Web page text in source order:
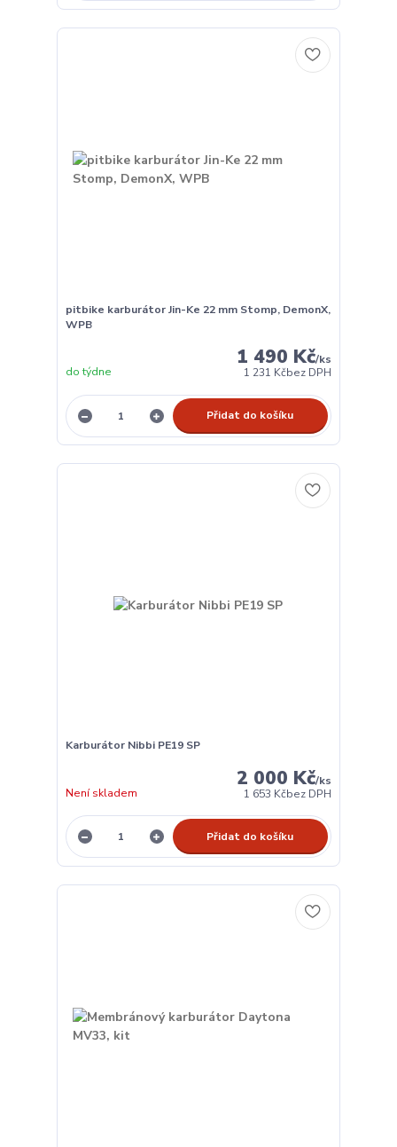
pitbike karburátor Jin-Ke 22 mm Stomp, DemonX,
WPB
1 490 Kč/ks
1 231 Kčbez DPH
do týdne
Přidat do košíku
Karburátor Nibbi PE19 SP
2 000 Kč/ks
1 653 Kčbez DPH
Není skladem
Přidat do košíku